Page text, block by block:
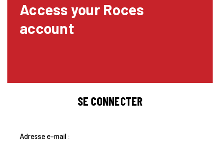
Access your Roces
account
SE CONNECTER
Adresse e-mail :